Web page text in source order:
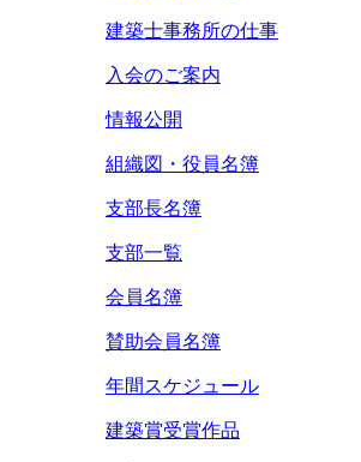
建築士事務所の仕事
入会のご案内
情報公開
組織図・役員名簿
支部長名簿
支部一覧
会員名簿
賛助会員名簿
年間スケジュール
建築賞受賞作品